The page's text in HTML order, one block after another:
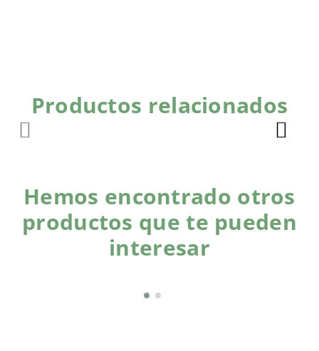
Productos relacionados
Hemos encontrado otros
productos que te pueden
interesar